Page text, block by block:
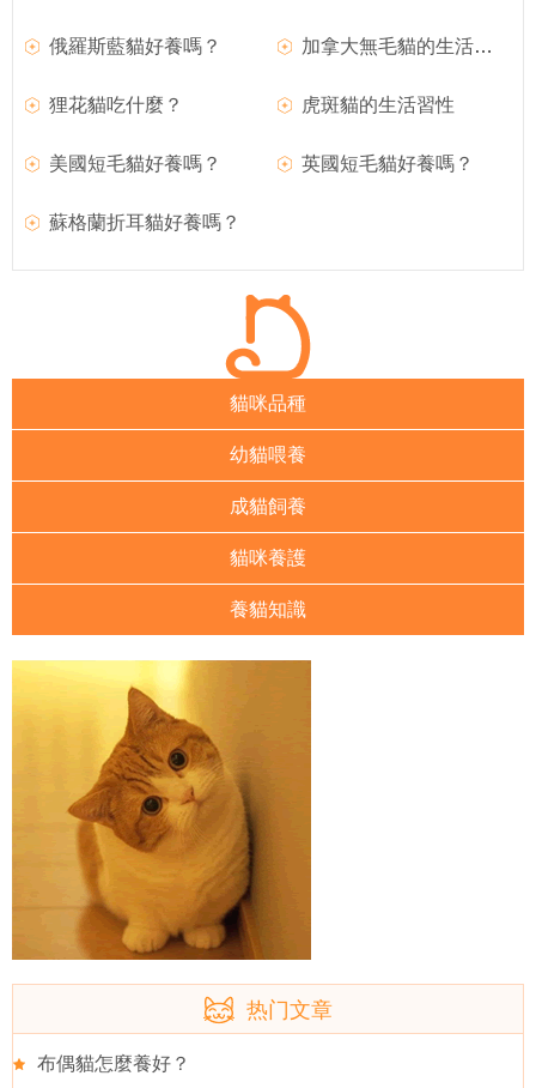
俄羅斯藍貓好養嗎？ 加拿大無毛貓的生活習性
狸花貓吃什麼？ 虎斑貓的生活習性
美國短毛貓好養嗎？ 英國短毛貓好養嗎？
蘇格蘭折耳貓好養嗎？
貓咪品種
幼貓喂養
成貓飼養
貓咪養護
養貓知識
热门文章
布偶貓怎麼養好？